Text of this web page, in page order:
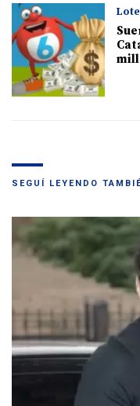
SEGUÍ LEYENDO